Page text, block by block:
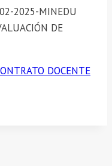
2025-MINEDU
DE
DOCENTE